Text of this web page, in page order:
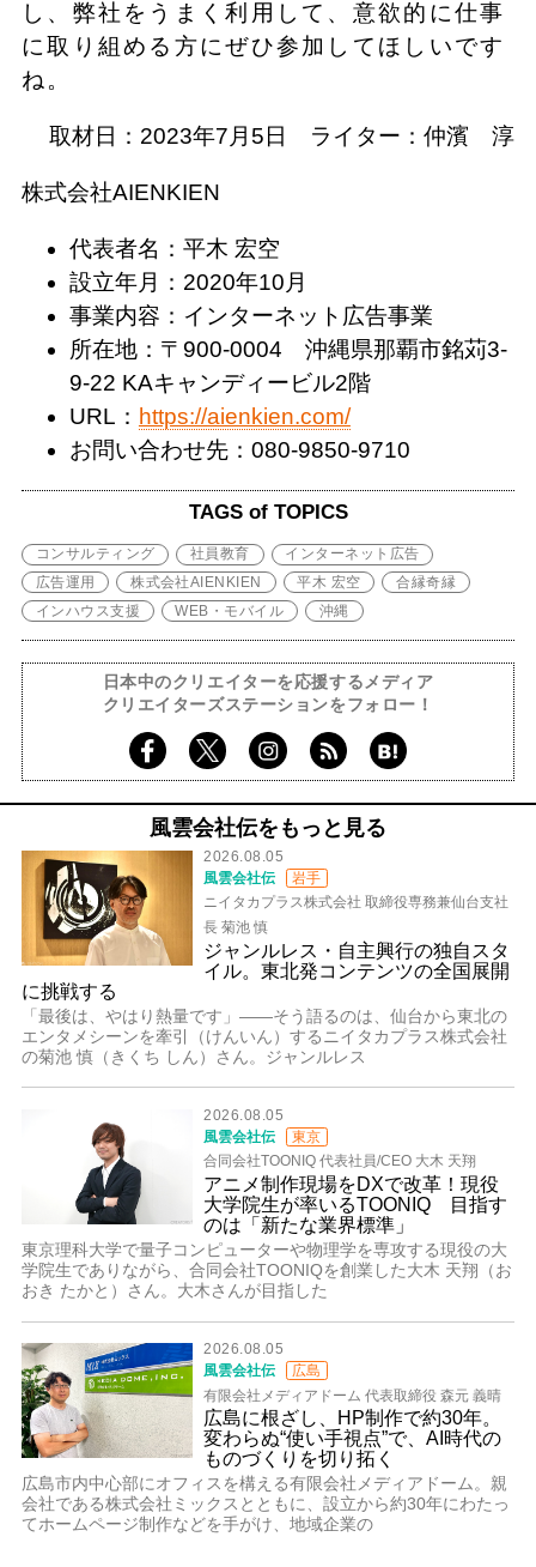
し、弊社をうまく利用して、意欲的に仕事
に取り組める方にぜひ参加してほしいです
ね。
取材日：2023年7月5日 ライター：仲濱 淳
株式会社AIENKIEN
代表者名：平木 宏空
設立年月：2020年10月
事業内容：インターネット広告事業
所在地：〒900-0004 沖縄県那覇市銘苅3-
9-22 KAキャンディービル2階
URL： https://aienkien.com/
お問い合わせ先：080-9850-9710
TAGS of TOPICS
コンサルティング 社員教育
インターネット広告
広告運用
株式会社AIENKIEN 平木 宏空
合縁奇縁
インハウス支援
WEB・モバイル 沖縄
日本中のクリエイターを応援するメディア
クリエイターズステーションをフォロー！
風雲会社伝をもっと見る
2026.08.05
風雲会社伝
岩手
ニイタカプラス株式会社 取締役専務兼仙台支社
長 菊池 慎
ジャンルレス・自主興行の独自スタ
イル。東北発コンテンツの全国展開
に挑戦する
「最後は、やはり熱量です」――そう語るのは、仙台から東北の
エンタメシーンを牽引（けんいん）するニイタカプラス株式会社
の菊池 慎（きくち しん）さん。ジャンルレス
2026.08.05
風雲会社伝
東京
合同会社TOONIQ 代表社員/CEO 大木 天翔
アニメ制作現場をDXで改革！現役
大学院生が率いるTOONIQ 目指す
のは「新たな業界標準」
東京理科大学で量子コンピューターや物理学を専攻する現役の大
学院生でありながら、合同会社TOONIQを創業した大木 天翔（お
おき たかと）さん。大木さんが目指した
2026.08.05
風雲会社伝
広島
有限会社メディアドーム 代表取締役 森元 義晴
広島に根ざし、HP制作で約30年。
変わらぬ“使い手視点”で、AI時代の
ものづくりを切り拓く
広島市内中心部にオフィスを構える有限会社メディアドーム。親
会社である株式会社ミックスとともに、設立から約30年にわたっ
てホームページ制作などを手がけ、地域企業の